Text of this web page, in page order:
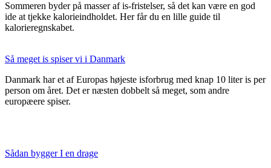
Sommeren byder på masser af is-fristelser, så det kan være en god
ide at tjekke kalorieindholdet. Her får du en lille guide til
kalorieregnskabet.
Så meget is spiser vi i Danmark
Danmark har et af Europas højeste isforbrug med knap 10 liter is per
person om året. Det er næsten dobbelt så meget, som andre
europæere spiser.
Sådan bygger I en drage